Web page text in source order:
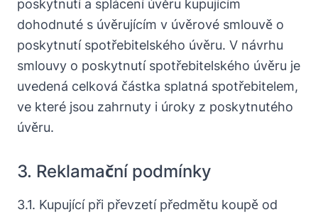
poskytnutí a splácení úvěru kupujícím
dohodnuté s úvěrujícím v úvěrové smlouvě o
poskytnutí spotřebitelského úvěru. V návrhu
smlouvy o poskytnutí spotřebitelského úvěru je
uvedená celková částka splatná spotřebitelem,
ve které jsou zahrnuty i úroky z poskytnutého
úvěru.
3. Reklamační podmínky
3.1. Kupující při převzetí předmětu koupě od